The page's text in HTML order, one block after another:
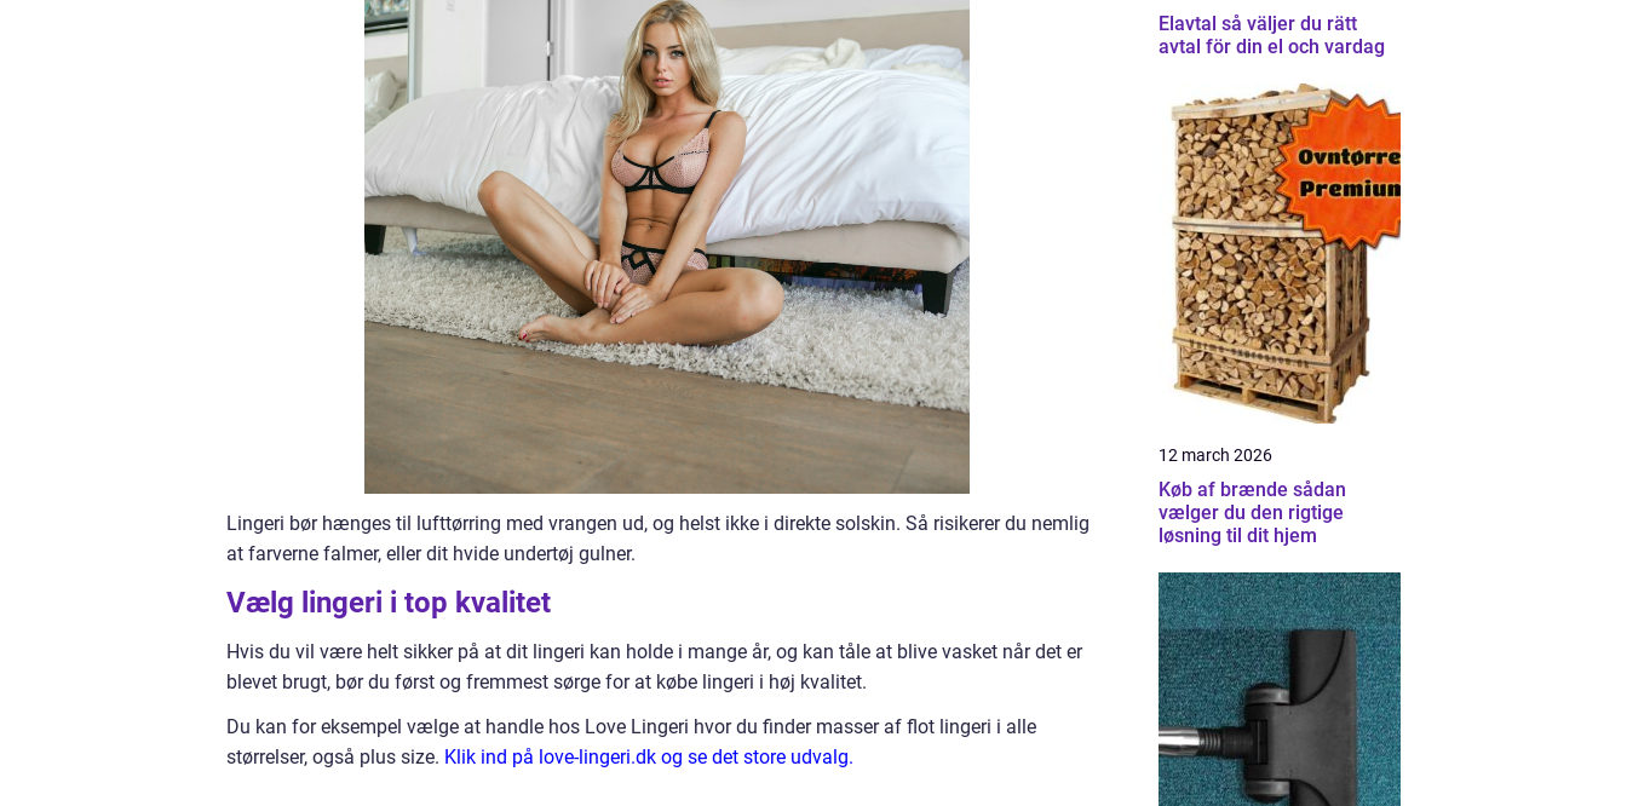
Lingeri bør hænges til lufttørring med vrangen ud, og helst ikke i direkte solskin. Så risikerer du nemlig
at farverne falmer, eller dit hvide undertøj gulner.
Vælg lingeri i top kvalitet
Hvis du vil være helt sikker på at dit lingeri kan holde i mange år, og kan tåle at blive vasket når det er
blevet brugt, bør du først og fremmest sørge for at købe lingeri i høj kvalitet.
Du kan for eksempel vælge at handle hos Love Lingeri hvor du finder masser af flot lingeri i alle
størrelser, også plus size. Klik ind på love-lingeri.dk og se det store udvalg.
Elavtal så väljer du rätt
avtal för din el och vardag
12 march 2026
Køb af brænde sådan
vælger du den rigtige
løsning til dit hjem